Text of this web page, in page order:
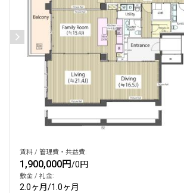
賃料 / 管理費・共益費:
1,900,000円/0円
敷金 / 礼金:
2.0ヶ月/1.0ヶ月